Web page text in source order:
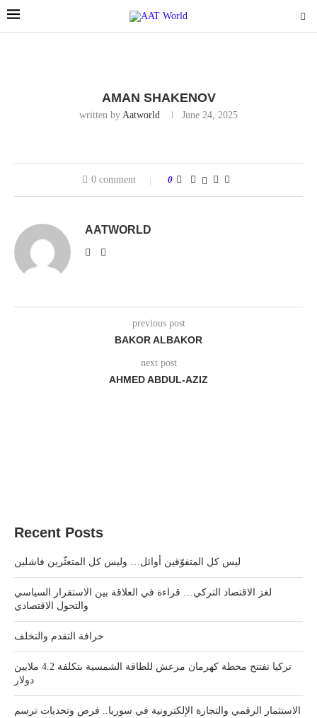
AMAN SHAKENOV
written by Aatworld June 24, 2025
0 comment 0
AATWORLD
previous post
BAKOR ALBAKOR
next post
AHMED ABDUL-AZIZ
Recent Posts
ليس كل المتفوّقين أوائل… وليس كل المتعثّرين فاشلين
لغز الاقتصاد التركي… قراءة في العلاقة بين الاستقرار السياسي
والتحول الاقتصادي
خرافة التقدم والتخلف
تركيا تفتتح محطة كهرمان مرعش للطاقة الشمسية بتكلفة 4.2 ملايين
دولار
الاستثمار الرقمي والتجارة الإلكترونية في سوريا.. فرص وتحديات ترسم